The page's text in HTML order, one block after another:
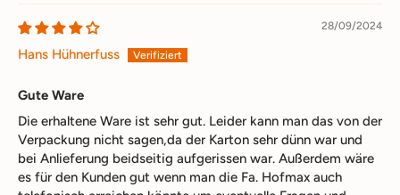
28/09/2024
Hans Hühnerfuss
Gute Ware
Die erhaltene Ware ist sehr gut. Leider kann man das von der
Verpackung nicht sagen,da der Karton sehr dünn war und
bei Anlieferung beidseitig aufgerissen war. Außerdem wäre
es für den Kunden gut wenn man die Fa. Hofmax auch